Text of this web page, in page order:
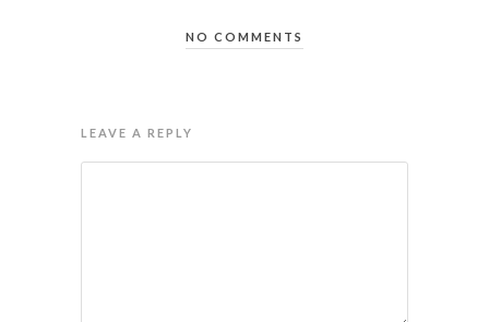
NO COMMENTS
LEAVE A REPLY